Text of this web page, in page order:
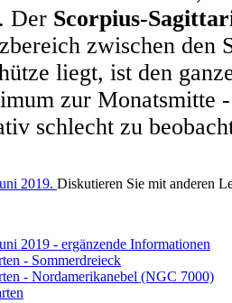
Der Scorpius-
zwischen den
liegt, ist den
zur Monatsmitte
schlecht zu
2019. Diskutieren Sie mit anderen
2019 - ergänzende Informationen
- Sommerdreieck
- Nordamerikanebel (NGC 7000)